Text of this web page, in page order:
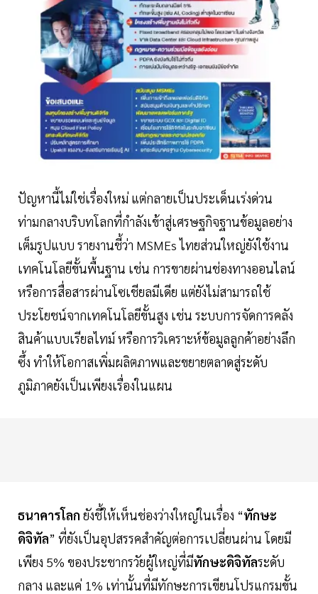
ปัญหานี้ไม่ใช่เรื่องใหม่ แต่กลายเป็นประเด็นเร่งด่วน
ท่ามกลางบริบทโลกที่กำลังเข้าสู่เศรษฐกิจฐานข้อมูลอย่าง
เต็มรูปแบบ รายงานชี้ว่า MSMEs ไทยส่วนใหญ่ยังใช้งาน
เทคโนโลยีขั้นพื้นฐาน เช่น การขายผ่านช่องทางออนไลน์
หรือการสื่อสารผ่านโซเชียลมีเดีย แต่ยังไม่สามารถใช้
ประโยชน์จากเทคโนโลยีขั้นสูง เช่น ระบบการจัดการคลัง
สินค้าแบบเรียลไทม์ หรือการวิเคราะห์ข้อมูลลูกค้าอย่างลึก
ซึ้ง ทำให้โอกาสเพิ่มผลิตภาพและขยายตลาดสู่ระดับ
ภูมิภาคยังเป็นเพียงเรื่องในแผน
ธนาคารโลก ยังชี้ให้เห็นช่องว่างใหญ่ในเรื่อง “ทักษะ
ดิจิทัล” ที่ยังเป็นอุปสรรคสำคัญต่อการเปลี่ยนผ่าน โดยมี
เพียง 5% ของประชากรวัยผู้ใหญ่ที่มีทักษะดิจิทัลระดับ
กลาง และแค่ 1% เท่านั้นที่มีทักษะการเขียนโปรแกรมขั้น